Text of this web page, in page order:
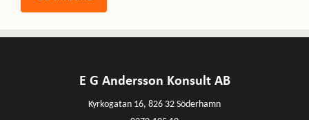
E G Andersson Konsult AB
Kyrkogatan 16, 826 32 Söderhamn